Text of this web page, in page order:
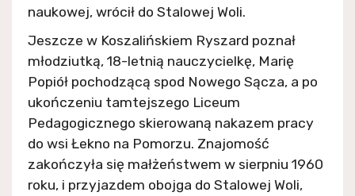
naukowej, wrócił do Stalowej Woli.
Jeszcze w Koszalińskiem Ryszard poznał
młodziutką, 18-letnią nauczycielkę, Marię
Popiół pochodzącą spod Nowego Sącza, a po
ukończeniu tamtejszego Liceum
Pedagogicznego skierowaną nakazem pracy
do wsi Łekno na Pomorzu. Znajomość
zakończyła się małżeństwem w sierpniu 1960
roku, i przyjazdem obojga do Stalowej Woli,